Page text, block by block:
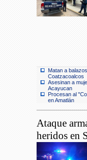
Matan a
Coatzacoalcos
Asesinan a
Acayucan
Procesan al
en Amatlán
Ataque
heridos en